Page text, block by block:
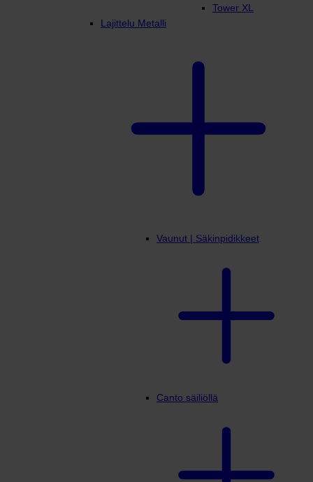
Tower XL
Lajittelu Metalli
Vaunut | Säkinpidikkeet
Canto säiliöllä